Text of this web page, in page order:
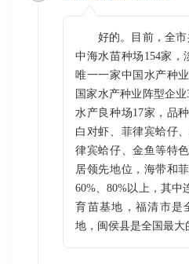
好的。目前，全
中海水苗种场154家，
唯一一家中国水产种
国家水产种业阵型企
水产良种场17家，品
白对虾、菲律宾蛤仔
律宾蛤仔、金鱼等特
居领先地位，海带和
60%、80%以上，其中
育苗基地，福清市是
地，闽侯县是全国最大